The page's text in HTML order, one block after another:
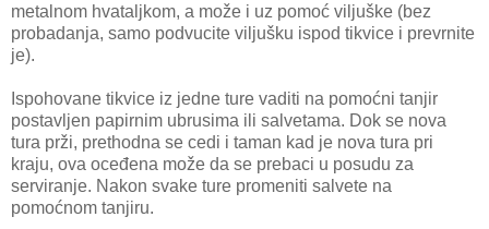
metalnom hvataljkom, a može i uz pomoć viljuške (bez
probadanja, samo podvucite viljušku ispod tikvice i prevrnite
je).
Ispohovane tikvice iz jedne ture vaditi na pomoćni tanjir
postavljen papirnim ubrusima ili salvetama. Dok se nova
tura prži, prethodna se cedi i taman kad je nova tura pri
kraju, ova oceđena može da se prebaci u posudu za
serviranje. Nakon svake ture promeniti salvete na
pomoćnom tanjiru.